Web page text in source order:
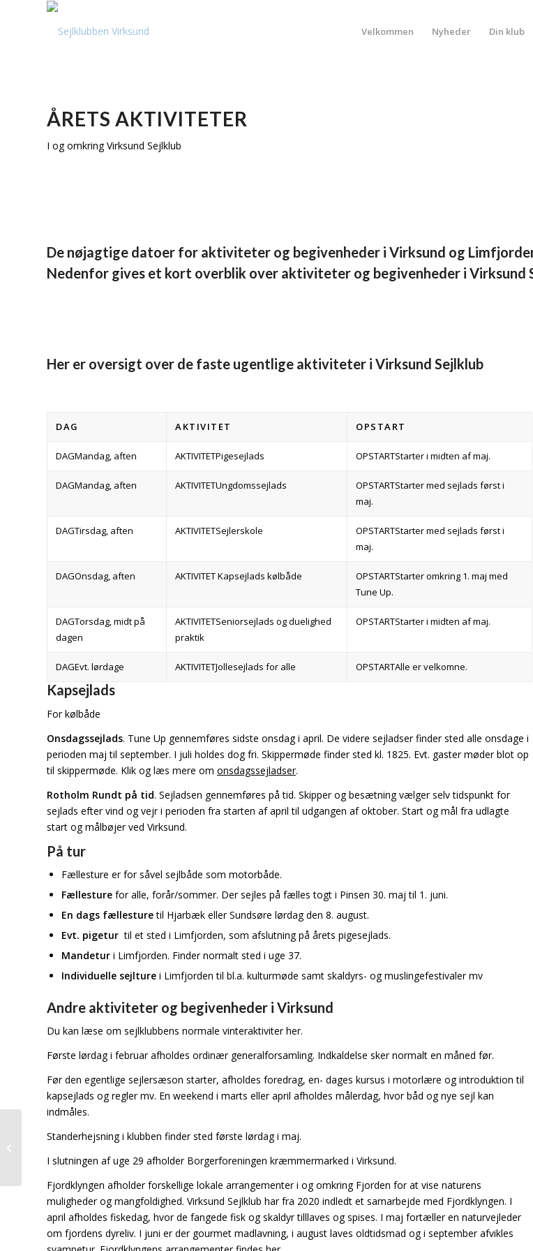
Velkommen Nyheder Din klub
ÅRETS AKTIVITETER
I og omkring Virksund Sejlklub
De nøjagtige datoer for aktiviteter og begivenheder i Virksund og
Nedenfor gives et kort overblik over aktiviteter og begivenheder i Virksund
Her er oversigt over de faste ugentlige aktiviteter i Virksund Sejlklub
DAG AKTIVITET OPSTART
Mandag, aften Pigesejlads Starter i midten af maj.
Mandag, aften Ungdomssejlads
Starter med sejlads først i
maj.
Tirsdag, aften Sejlerskole
Starter med sejlads først i
maj.
Onsdag, aften Kapsejlads kølbåde
Starter omkring 1. maj med
Tune Up.
Torsdag, midt på
dagen
Seniorsejlads og duelighed
praktik
Starter i midten af maj.
Evt. lørdage Jollesejlads for alle Alle er velkomne.
Kapsejlads
For kølbåde
Onsdagssejlads. Tune Up gennemføres sidste onsdag i april. De videre sejladser finder sted alle onsdage i
perioden maj til september. I juli holdes dog fri. Skippermøde finder sted kl. 1825. Evt. gaster møder blot op
til skippermøde. Klik og læs mere om onsdagssejladser.
Rotholm Rundt på tid. Sejladsen gennemføres på tid. Skipper og besætning vælger selv tidspunkt for
sejlads efter vind og vejr i perioden fra starten af april til udgangen af oktober. Start og mål fra udlagte
start og målbøjer ved Virksund.
På tur
Fællesture er for såvel sejlbåde som motorbåde.
Fællesture for alle, forår/sommer. Der sejles på fælles togt i Pinsen 30. maj til 1. juni.
En dags fællesturetil Hjarbæk eller Sundsøre lørdag den 8. august.
Evt. pigetur til et sted i Limfjorden, som afslutning på årets pigesejlads.
Mandetur i Limfjorden. Finder normalt sted i uge 37.
Individuelle sejlture i Limfjorden til bl.a. kulturmøde samt skaldyrs- og muslingefestivaler mv
Andre aktiviteter og begivenheder i Virksund
Du kan læse om sejlklubbens normale vinteraktiviter her.
Første lørdag i februar afholdes ordinær generalforsamling. Indkaldelse sker normalt en måned før.
Før den egentlige sejlersæson starter, afholdes foredrag, en- dages kursus i motorlære og introduktion til
kapsejlads og regler mv. En weekend i marts eller april afholdes målerdag, hvor båd og nye sejl kan
indmåles.
Standerhejsning i klubben finder sted første lørdag i maj.
I slutningen af uge 29 afholder Borgerforeningen kræmmermarked i Virksund.
Fjordklyngen afholder forskellige lokale arrangementer i og omkring Fjorden for at vise naturens
muligheder og mangfoldighed. Virksund Sejlklub har fra 2020 indledt et samarbejde med Fjordklyngen. I
april afholdes fiskedag, hvor de fangede fisk og skaldyr tilllaves og spises. I maj fortæller en naturvejleder
om fjordens dyreliv. I juni er der gourmet madlavning, i august laves oldtidsmad og i september afvikles